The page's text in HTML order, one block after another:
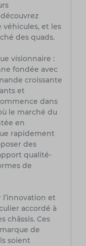
véhicules, et les
des quads.
visionnaire :
fondée avec
croissante
et
dans
le marché du
en
rapidement
des
qualité-
de
l’innovation et
accordé à
châssis. Ces
de
soient